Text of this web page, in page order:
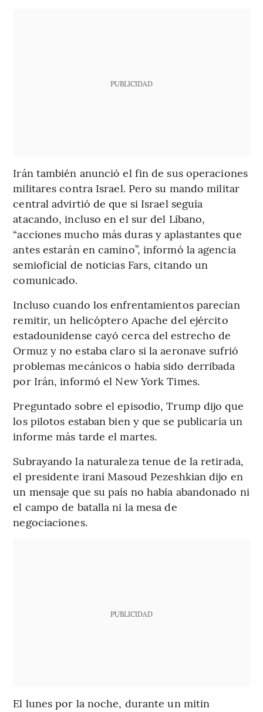
PUBLICIDAD
Irán también anunció el fin de sus operaciones
militares contra Israel. Pero su mando militar
central advirtió de que si Israel seguía
atacando, incluso en el sur del Líbano,
“acciones mucho más duras y aplastantes que
antes estarán en camino”, informó la agencia
semioficial de noticias Fars, citando un
comunicado.
Incluso cuando los enfrentamientos parecían
remitir, un helicóptero Apache del ejército
estadounidense cayó cerca del estrecho de
Ormuz y no estaba claro si la aeronave sufrió
problemas mecánicos o había sido derribada
por Irán, informó el New York Times.
Preguntado sobre el episodio, Trump dijo que
los pilotos estaban bien y que se publicaría un
informe más tarde el martes.
Subrayando la naturaleza tenue de la retirada,
el presidente iraní Masoud Pezeshkian dijo en
un mensaje que su país no había abandonado ni
el campo de batalla ni la mesa de
negociaciones.
PUBLICIDAD
El lunes por la noche, durante un mitin